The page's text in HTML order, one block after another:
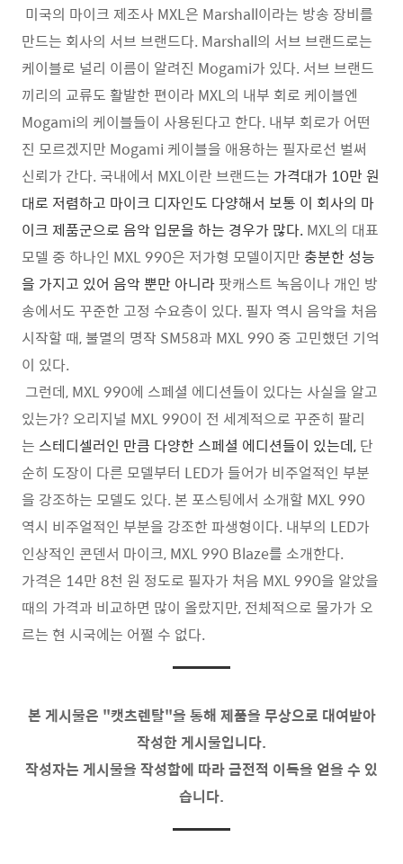
미국의 마이크 제조사 MXL은 Marshall이라는 방송 장비를
만드는 회사의 서브 브랜드다. Marshall의 서브 브랜드로는
케이블로 널리 이름이 알려진 Mogami가 있다. 서브 브랜드
끼리의 교류도 활발한 편이라 MXL의 내부 회로 케이블엔
Mogami의 케이블들이 사용된다고 한다. 내부 회로가 어떤
진 모르겠지만 Mogami 케이블을 애용하는 필자로선 벌써
신뢰가 간다. 국내에서 MXL이란 브랜드는 가격대가 10만 원
대로 저렴하고 마이크 디자인도 다양해서 보통 이 회사의 마
이크 제품군으로 음악 입문을 하는 경우가 많다. MXL의 대표
모델 중 하나인 MXL 990은 저가형 모델이지만 충분한 성능
을 가지고 있어 음악 뿐만 아니라 팟캐스트 녹음이나 개인 방
송에서도 꾸준한 고정 수요층이 있다. 필자 역시 음악을 처음
시작할 때, 불멸의 명작 SM58과 MXL 990 중 고민했던 기억
이 있다.
그런데, MXL 990에 스페셜 에디션들이 있다는 사실을 알고
있는가? 오리지널 MXL 990이 전 세계적으로 꾸준히 팔리
는 스테디셀러인 만큼 다양한 스페셜 에디션들이 있는데, 단
순히 도장이 다른 모델부터 LED가 들어가 비주얼적인 부분
을 강조하는 모델도 있다. 본 포스팅에서 소개할 MXL 990
역시 비주얼적인 부분을 강조한 파생형이다. 내부의 LED가
인상적인 콘덴서 마이크, MXL 990 Blaze를 소개한다.
가격은 14만 8천 원 정도로 필자가 처음 MXL 990을 알았을
때의 가격과 비교하면 많이 올랐지만, 전체적으로 물가가 오
르는 현 시국에는 어쩔 수 없다.
본 게시물은 "캣츠렌탈"을 통해 제품을 무상으로 대여받아
작성한 게시물입니다.
작성자는 게시물을 작성함에 따라 금전적 이득을 얻을 수 있
습니다.